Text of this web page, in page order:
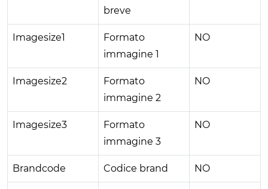
breve
Imagesize1
Formato
immagine 1
NO
Imagesize2
Formato
immagine 2
NO
Imagesize3
Formato
immagine 3
NO
Brandcode Codice brand NO